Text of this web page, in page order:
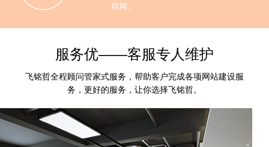
联网。
服务优——客服专人维护
飞铭哲全程顾问管家式服务，帮助客户完成各项网站建设服
务，更好的服务，让你选择飞铭哲。